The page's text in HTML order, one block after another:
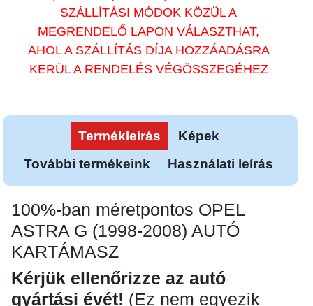
SZÁLLÍTÁSI MÓDOK KÖZÜL A
MEGRENDELŐ LAPON VÁLASZTHAT,
AHOL A SZÁLLÍTÁS DÍJA HOZZÁADÁSRA
KERÜL A RENDELÉS VÉGÖSSZEGÉHEZ
Termékleírás
Képek
További termékeink
Használati leírás
100%-ban méretpontos OPEL
ASTRA G (1998-2008) AUTÓ
KARTÁMASZ
Kérjük ellenőrizze az autó
gyártási évét! (Ez nem egyezik